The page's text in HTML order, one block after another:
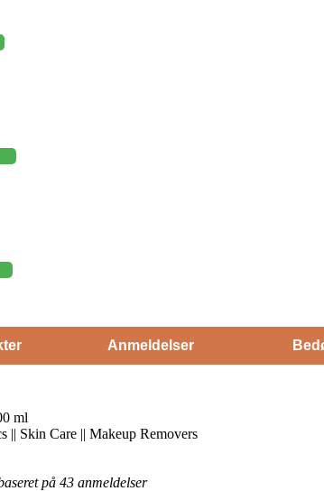
Anmeldelser
ml
|| Skin Care || Makeup Removers
på 43 anmeldelser